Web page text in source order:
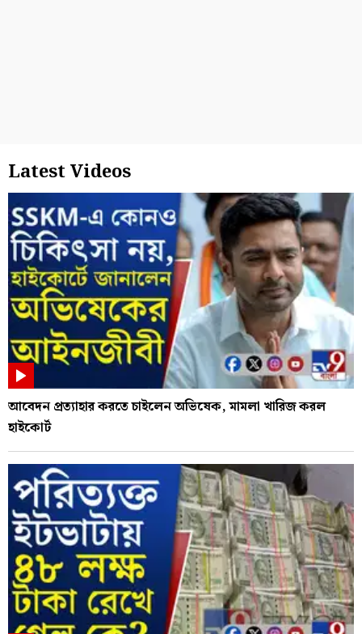
Latest Videos
আবেদন প্রত্যাহার করতে চাইলেন অভিষেক, মামলা খারিজ করল
হাইকোর্ট